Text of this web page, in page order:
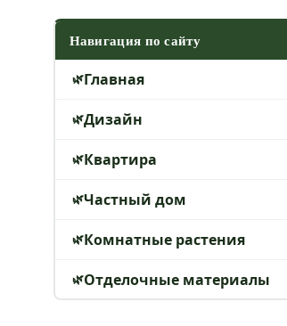
Навигация по сайту
Главная
Дизайн
Квартира
Частный дом
Комнатные растения
Отделочные материалы